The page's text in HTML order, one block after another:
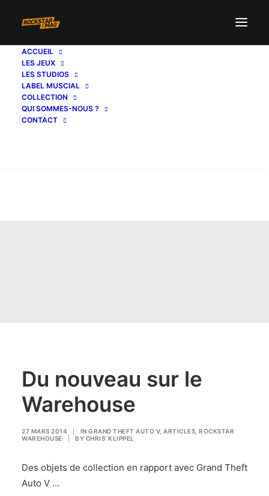
ACCUEIL
LES JEUX
LES STUDIOS
LABEL MUSCIAL
COLLECTION
QUI SOMMES-NOUS ?
CONTACT
Du nouveau sur le
Warehouse
27 MARS 2014 IN GRAND THEFT AUTO V, ARTICLES ROCKSTAR
WAREHOUSE
BY CHRIS' KLIPPEL
Des objets de collection en rapport avec Grand Theft
Auto V …